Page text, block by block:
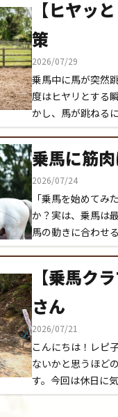
【ヒヤッ
策
2026/07/29
乗馬中に馬が突然
度はヒヤリとする
かし、馬が跳ねる
乗馬に筋
2026/07/24
「乗馬を始めてみ
か？実は、乗馬は
馬の動きに合わせ
【乗馬ク
さん
2026/07/21
こんにちは！レピ
ないかと思うほど
す。今回は休日に